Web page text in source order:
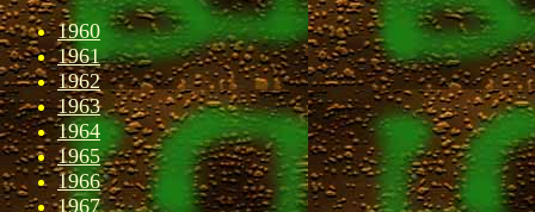
1960
1961
1962
1963
1964
1965
1966
1967